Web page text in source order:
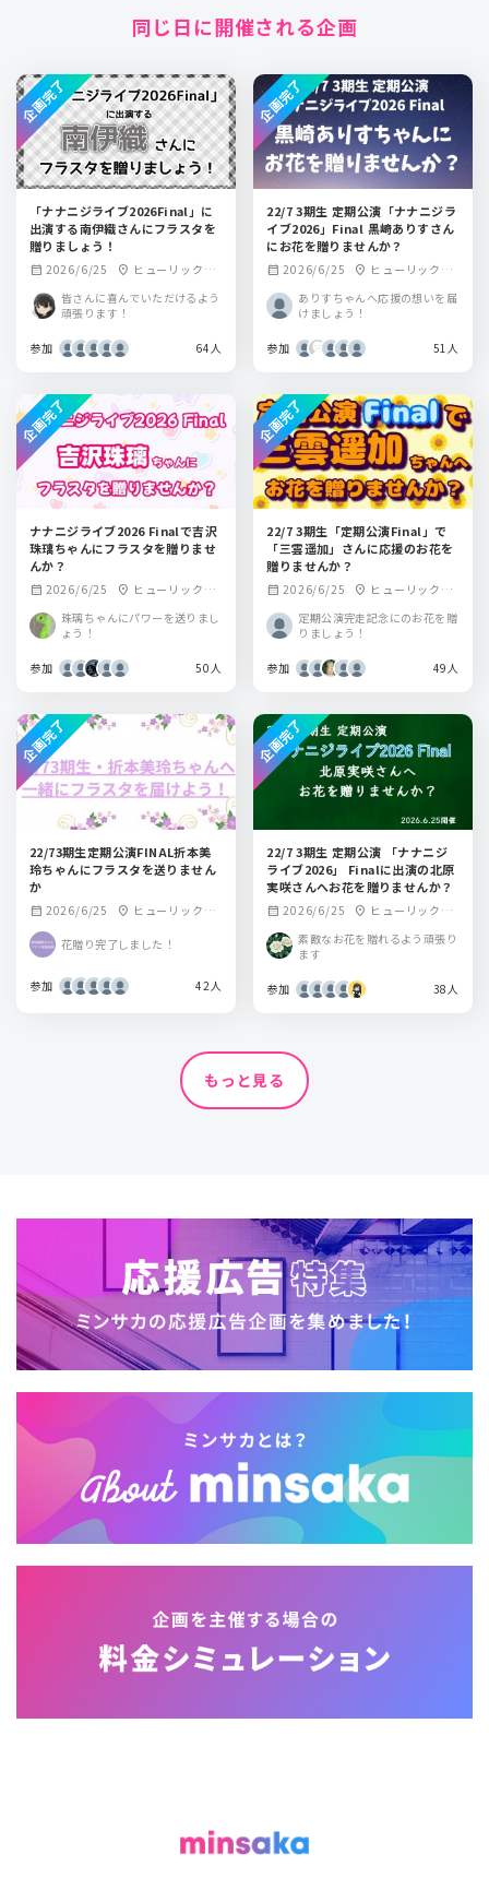
同じ日に開催される企画
「ナナニジライブ2026Final」に
出演する南伊織さんにフラスタを
贈りましょう！
calendar_month 2026/6/25 location_on ヒューリックホ
皆さんに喜んでいただけるよう
頑張ります！
参加 64人
企画完了
22/7 3期生 定期公演「ナナニジラ
イブ2026」Final 黒崎ありすさん
にお花を贈りませんか？
calendar_month 2026/6/25 location_on ヒューリックホ
ール東京
ありすちゃんへ応援の想いを届
けましょう！
参加 51人
企画完了
ナナニジライブ2026 Finalで吉沢
珠璃ちゃんにフラスタを贈りませ
んか？
calendar_month 2026/6/25 location_on ヒューリックホ
ール東京
珠璃ちゃんにパワーを送りまし
ょう！
参加 50人
企画完了
22/7 3期生「定期公演Final」で
「三雲遥加」さんに応援のお花を
贈りませんか？
calendar_month 2026/6/25 location_on ヒューリックホ
ール東京
定期公演完走記念にのお花を贈
りましょう！
参加 49人
企画完了
22/73期生定期公演FINAL折本美
玲ちゃんにフラスタを送りません
か
calendar_month 2026/6/25 location_on ヒューリックホ
花贈り完了しました！
参加 42人
企画完了
22/7 3期生 定期公演 「ナナニジ
ライブ2026」 Finalに出演の北原
実咲さんへお花を贈りませんか？
calendar_month 2026/6/25 location_on ヒューリックホ
素敵なお花を贈れるよう頑張り
ます
参加 38人
企画完了
もっと見る